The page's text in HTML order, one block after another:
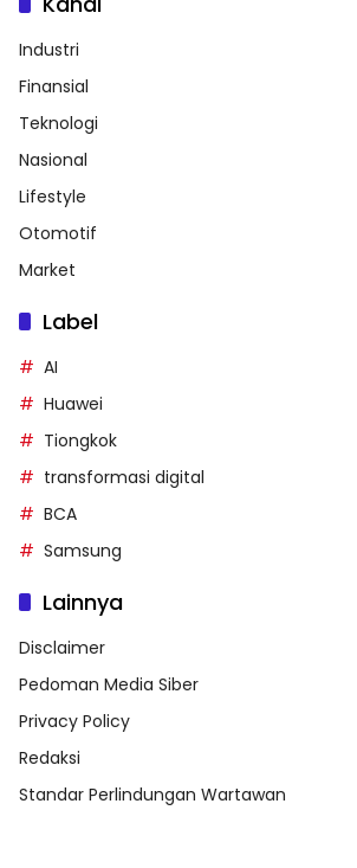
Industri
Finansial
Teknologi
Nasional
Lifestyle
Otomotif
Market
Label
AI
Huawei
Tiongkok
transformasi digital
BCA
Samsung
Lainnya
Disclaimer
Pedoman Media Siber
Privacy Policy
Redaksi
Standar Perlindungan Wartawan